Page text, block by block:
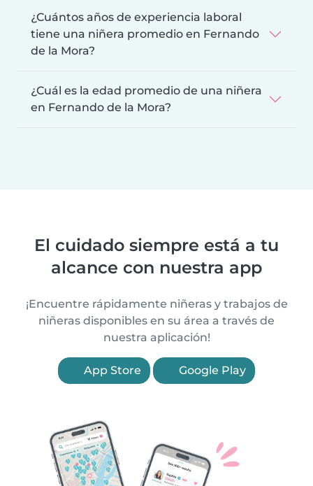
¿Cuántos años de experiencia laboral
tiene una niñera promedio en Fernando
de la Mora?
¿Cuál es la edad promedio de una niñera
en Fernando de la Mora?
El cuidado siempre está a tu
alcance con nuestra app
¡Encuentre rápidamente niñeras y trabajos de
niñeras disponibles en su área a través de
nuestra aplicación!
App Store Google Play